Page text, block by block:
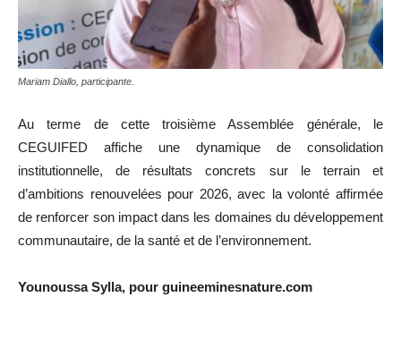
Mariam Diallo, participante.
Au terme de cette troisième Assemblée générale, le
CEGUIFED affiche une dynamique de consolidation
institutionnelle, de résultats concrets sur le terrain et
d’ambitions renouvelées pour 2026, avec la volonté affirmée
de renforcer son impact dans les domaines du développement
communautaire, de la santé et de l’environnement.
Younoussa Sylla, pour guineeminesnature.com